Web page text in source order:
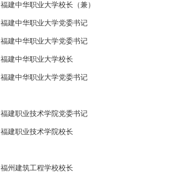
福建中华职业大学校长（兼）
福建中华职业大学党委书记
福建中华职业大学党委书记
福建中华职业大学校长
福建中华职业大学党委书记
福建职业技术学院党委书记
福建职业技术学院校长
福州建筑工程学校校长